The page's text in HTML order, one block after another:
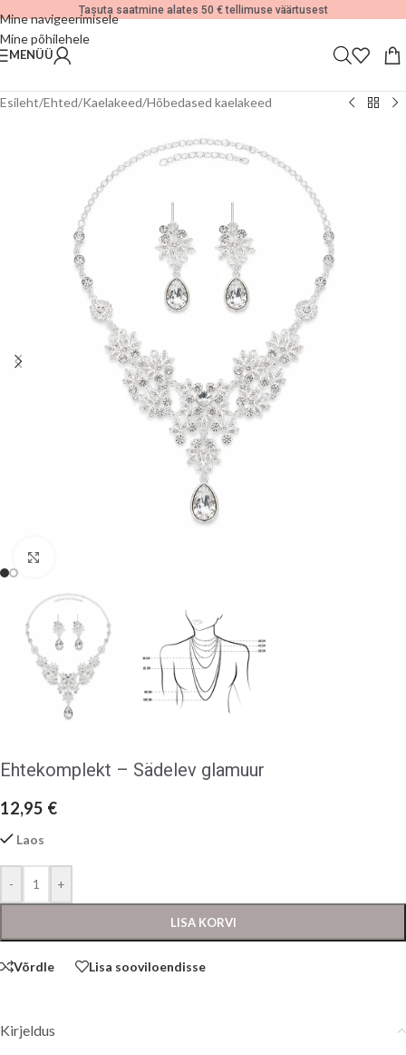
Mine navigeerimisele
Mine põhilehele
Tasuta saatmine alates 50 € tellimuse väärtusest
MENÜÜ
Esileht/Ehted/Kaelakeed/Hõbedased kaelakeed
Ehtekomplekt – Sädelev glamuur
12,95 €
Laos
- +
LISA KORVI
Võrdle Lisa sooviloendisse
Kirjeldus